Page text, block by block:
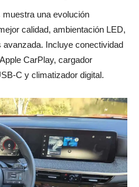
una evolución
calidad, ambientación LED,
Incluye conectividad
CarPlay, cargador
C y climatizador digital.